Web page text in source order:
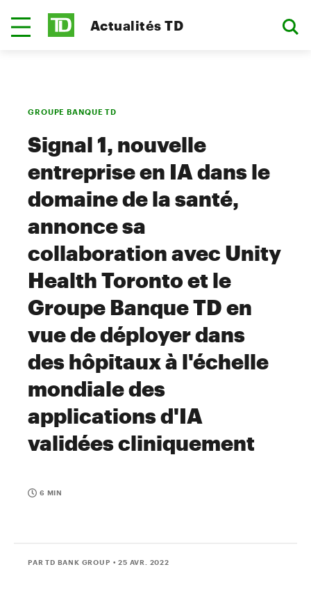
Actualités TD
GROUPE BANQUE TD
Signal 1, nouvelle
entreprise en IA dans le
domaine de la santé,
annonce sa
collaboration avec Unity
Health Toronto et le
Groupe Banque TD en
vue de déployer dans
des hôpitaux à l'échelle
mondiale des
applications d'IA
validées cliniquement
6 MIN
PAR TD BANK GROUP • 25 AVR. 2022